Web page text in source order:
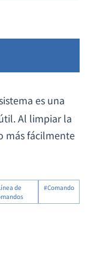
es una
Al limpiar la
más fácilmente
de
#Comando